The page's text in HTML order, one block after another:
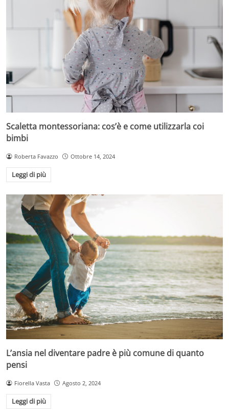
Scaletta montessoriana: cos’è e come utilizzarla coi
bimbi
Roberta Favazzo Ottobre 14, 2024
Leggi di più
L’ansia nel diventare padre è più comune di quanto
pensi
Fiorella Vasta Agosto 2, 2024
Leggi di più